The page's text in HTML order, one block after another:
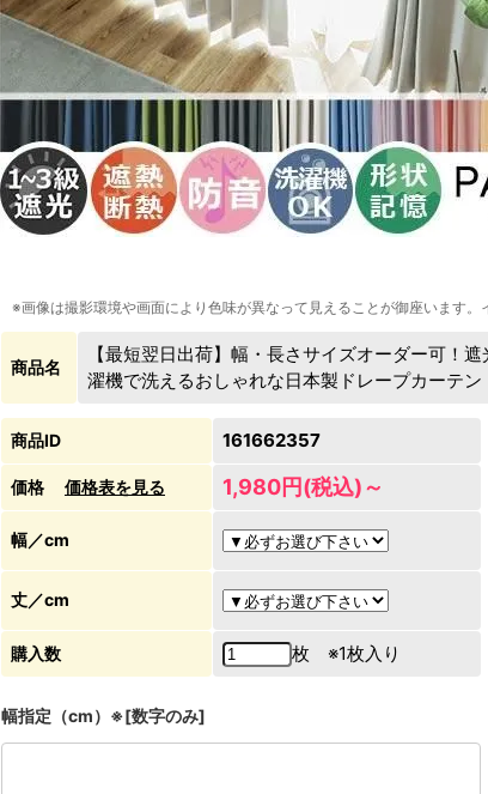
※画像は撮影環境や画面により色味が異なって見えることが御座います
商品名
【最短翌日出荷】幅・長さサイズオーダー可！
濯機で洗えるおしゃれな日本製ドレープカーテン
商品ID 161662357
価格 価格表を見る 1,980円(税込)～
幅／cm
丈／cm
購入数 枚 ※1枚入り
幅指定（cm）※[数字のみ]